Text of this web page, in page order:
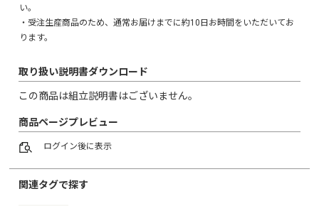
ダーメイド商品となる為、
随時の在庫更新は必要ございません。
※「タブ」で、『幅』『高さ』をお客様が選択できるように
作成しております。
※楽天でのご登録時、SKU数が400以下となるよう分割してご
シリーズ商品（統合ページ）につきましては、
SKUを2つに分けたCSV（SH-29-VBOD-A / SH-29-VBOD-B）
をご用意しております。
■■■オーダーメイド家具■■■
い。
・受注生産商品のため、通常お届けまでに約10日お時間をいただいてお
ります。
取り扱い説明書ダウンロード
この商品は組立説明書はございません。
商品ページプレビュー
ログイン後に表示
関連タグで探す